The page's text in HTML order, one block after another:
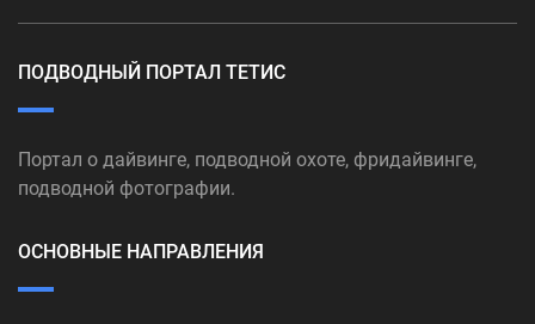
ПОДВОДНЫЙ ПОРТАЛ ТЕТИС
Портал о дайвинге, подводной охоте, фридайвинге,
подводной фотографии.
ОСНОВНЫЕ НАПРАВЛЕНИЯ